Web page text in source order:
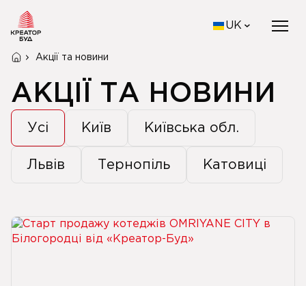
UK
Акції та новини
АКЦІЇ ТА НОВИНИ
Усі Київ Київська обл.
Львів Тернопіль Катовиці